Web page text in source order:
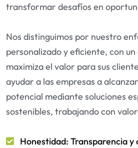
transformar desafíos en
Nos distinguimos por nuestro
personalizado y eficiente, con
maximiza el valor para sus
ayudar a las empresas a
potencial mediante soluciones
sostenibles, trabajando con
Honestidad: Transparencia y